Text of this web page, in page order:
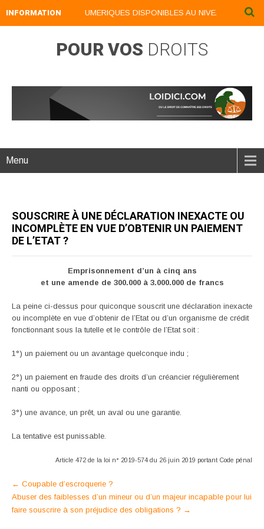
INFORMATION
NOS LIVRES NUMERIQUES DISPONIBLES AU NIVEAU DU
POUR VOS DROITS
Menu
SOUSCRIRE À UNE DÉCLARATION INEXACTE OU
INCOMPLÈTE EN VUE D’OBTENIR UN PAIEMENT
DE L’ETAT ?
Emprisonnement d’un à cinq ans
et une amende de 300.000 à 3.000.000 de francs
La peine ci-dessus pour quiconque souscrit une déclaration inexacte
ou incomplète en vue d’obtenir de l’Etat ou d’un organisme de crédit
fonctionnant sous la tutelle et le contrôle de l’Etat soit :
1°) un paiement ou un avantage quelconque indu ;
2°) un paiement en fraude des droits d’un créancier régulièrement
nanti ou opposant ;
3°) une avance, un prêt, un aval ou une garantie.
La tentative est punissable.
Article 472 de la loi n° 2019-574 du 26 juin 2019 portant Code pénal
Post
navigation
← Coupable d’escroquerie ?
Abuser des faiblesses d’un mineur ou d’un majeur incapable pour lui
faire souscrire à son préjudice des obligations ? →